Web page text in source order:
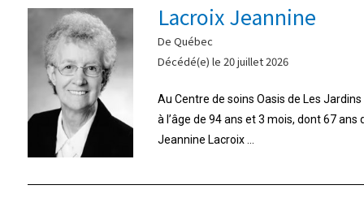
Lacroix Jeannine
De Québec
Décédé(e) le 20 juillet 2026
Au Centre de soins Oasis de Les
à l’âge de 94 ans et 3 mois, dont 67
Jeannine Lacroix ...